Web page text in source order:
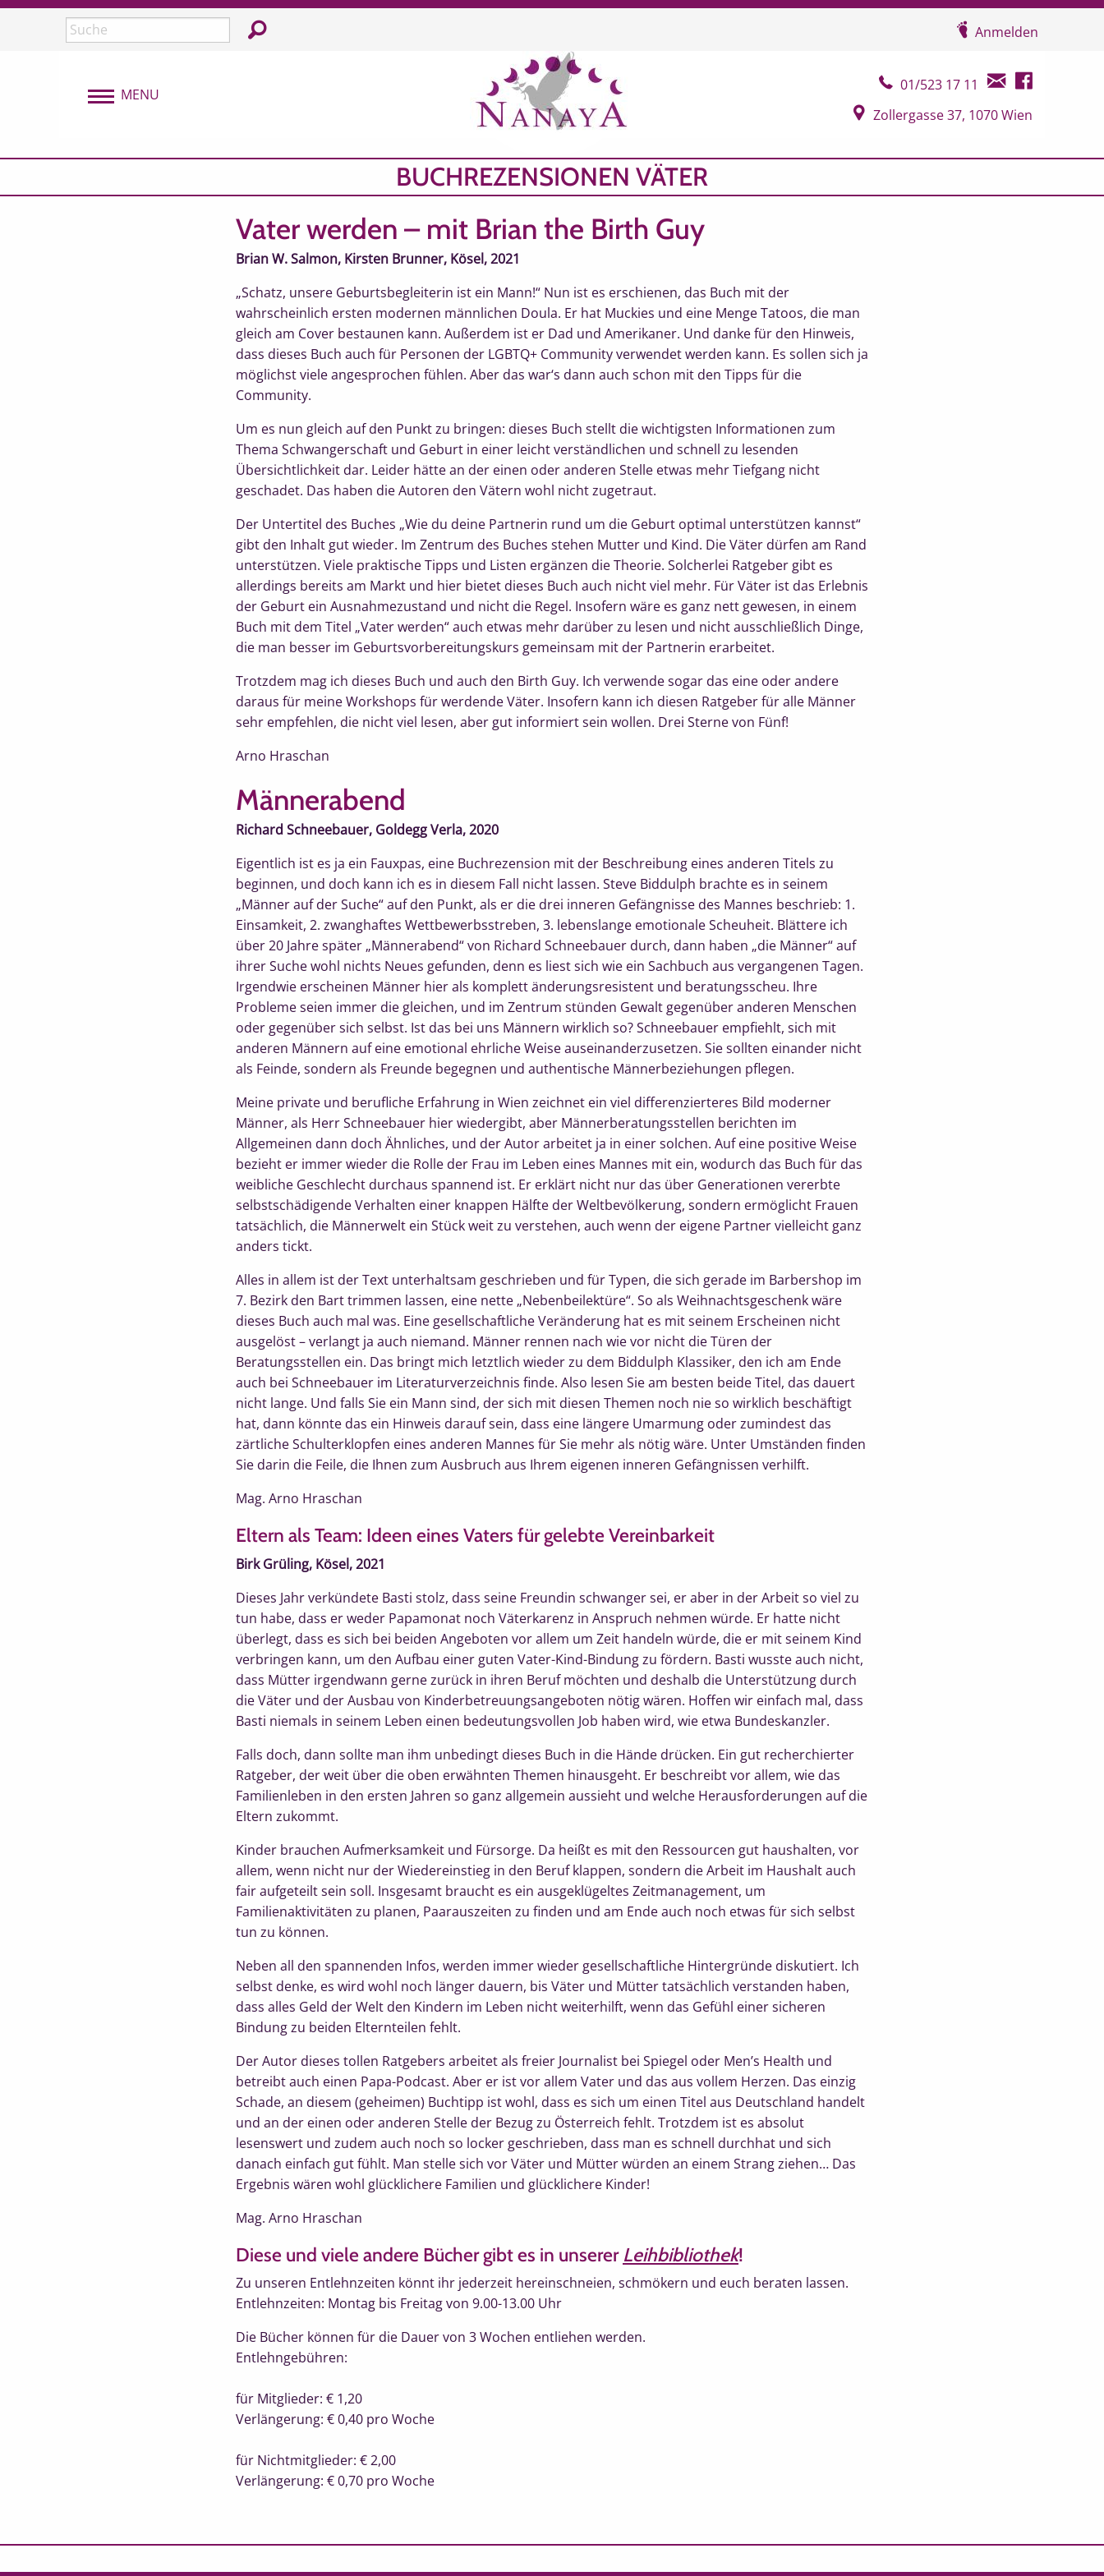
Überspringen und zum Inhalt
Seite durchsuchen:
In der Webseite suchen Anmelden
MENU MENU
Telefonkontakt
01/523 17 11
E-Mail Kontakt
Facebook
Google Map
Zollergasse 37, 1070 Wien
BUCHREZENSIONEN VÄTER
Vater werden – mit Brian the Birth Guy
Brian W. Salmon, Kirsten Brunner, Kösel, 2021
„Schatz, unsere Geburtsbegleiterin ist ein Mann!“ Nun ist es erschienen, das Buch mit der
wahrscheinlich ersten modernen männlichen Doula. Er hat Muckies und eine Menge Tatoos, die man
gleich am Cover bestaunen kann. Außerdem ist er Dad und Amerikaner. Und danke für den Hinweis,
dass dieses Buch auch für Personen der LGBTQ+ Community verwendet werden kann. Es sollen sich ja
möglichst viele angesprochen fühlen. Aber das war‘s dann auch schon mit den Tipps für die
Community.
Um es nun gleich auf den Punkt zu bringen: dieses Buch stellt die wichtigsten Informationen zum
Thema Schwangerschaft und Geburt in einer leicht verständlichen und schnell zu lesenden
Übersichtlichkeit dar. Leider hätte an der einen oder anderen Stelle etwas mehr Tiefgang nicht
geschadet. Das haben die Autoren den Vätern wohl nicht zugetraut.
Der Untertitel des Buches „Wie du deine Partnerin rund um die Geburt optimal unterstützen kannst“
gibt den Inhalt gut wieder. Im Zentrum des Buches stehen Mutter und Kind. Die Väter dürfen am Rand
unterstützen. Viele praktische Tipps und Listen ergänzen die Theorie. Solcherlei Ratgeber gibt es
allerdings bereits am Markt und hier bietet dieses Buch auch nicht viel mehr. Für Väter ist das Erlebnis
der Geburt ein Ausnahmezustand und nicht die Regel. Insofern wäre es ganz nett gewesen, in einem
Buch mit dem Titel „Vater werden“ auch etwas mehr darüber zu lesen und nicht ausschließlich Dinge,
die man besser im Geburtsvorbereitungskurs gemeinsam mit der Partnerin erarbeitet.
Trotzdem mag ich dieses Buch und auch den Birth Guy. Ich verwende sogar das eine oder andere
daraus für meine Workshops für werdende Väter. Insofern kann ich diesen Ratgeber für alle Männer
sehr empfehlen, die nicht viel lesen, aber gut informiert sein wollen. Drei Sterne von Fünf!
Arno Hraschan
Männerabend
Richard Schneebauer, Goldegg Verla, 2020
Eigentlich ist es ja ein Fauxpas, eine Buchrezension mit der Beschreibung eines anderen Titels zu
beginnen, und doch kann ich es in diesem Fall nicht lassen. Steve Biddulph brachte es in seinem
„Männer auf der Suche“ auf den Punkt, als er die drei inneren Gefängnisse des Mannes beschrieb: 1.
Einsamkeit, 2. zwanghaftes Wettbewerbsstreben, 3. lebenslange emotionale Scheuheit. Blättere ich
über 20 Jahre später „Männerabend“ von Richard Schneebauer durch, dann haben „die Männer“ auf
ihrer Suche wohl nichts Neues gefunden, denn es liest sich wie ein Sachbuch aus vergangenen Tagen.
Irgendwie erscheinen Männer hier als komplett änderungsresistent und beratungsscheu. Ihre
Probleme seien immer die gleichen, und im Zentrum stünden Gewalt gegenüber anderen Menschen
oder gegenüber sich selbst. Ist das bei uns Männern wirklich so? Schneebauer empfiehlt, sich mit
anderen Männern auf eine emotional ehrliche Weise auseinanderzusetzen. Sie sollten einander nicht
als Feinde, sondern als Freunde begegnen und authentische Männerbeziehungen pflegen.
Meine private und berufliche Erfahrung in Wien zeichnet ein viel differenzierteres Bild moderner
Männer, als Herr Schneebauer hier wiedergibt, aber Männerberatungsstellen berichten im
Allgemeinen dann doch Ähnliches, und der Autor arbeitet ja in einer solchen. Auf eine positive Weise
bezieht er immer wieder die Rolle der Frau im Leben eines Mannes mit ein, wodurch das Buch für das
weibliche Geschlecht durchaus spannend ist. Er erklärt nicht nur das über Generationen vererbte
selbstschädigende Verhalten einer knappen Hälfte der Weltbevölkerung, sondern ermöglicht Frauen
tatsächlich, die Männerwelt ein Stück weit zu verstehen, auch wenn der eigene Partner vielleicht ganz
anders tickt.
Alles in allem ist der Text unterhaltsam geschrieben und für Typen, die sich gerade im Barbershop im
7. Bezirk den Bart trimmen lassen, eine nette „Nebenbeilektüre“. So als Weihnachtsgeschenk wäre
dieses Buch auch mal was. Eine gesellschaftliche Veränderung hat es mit seinem Erscheinen nicht
ausgelöst – verlangt ja auch niemand. Männer rennen nach wie vor nicht die Türen der
Beratungsstellen ein. Das bringt mich letztlich wieder zu dem Biddulph Klassiker, den ich am Ende
auch bei Schneebauer im Literaturverzeichnis finde. Also lesen Sie am besten beide Titel, das dauert
nicht lange. Und falls Sie ein Mann sind, der sich mit diesen Themen noch nie so wirklich beschäftigt
hat, dann könnte das ein Hinweis darauf sein, dass eine längere Umarmung oder zumindest das
zärtliche Schulterklopfen eines anderen Mannes für Sie mehr als nötig wäre. Unter Umständen finden
Sie darin die Feile, die Ihnen zum Ausbruch aus Ihrem eigenen inneren Gefängnissen verhilft.
Mag. Arno Hraschan
Eltern als Team: Ideen eines Vaters für gelebte Vereinbarkeit
Birk Grüling, Kösel, 2021
Dieses Jahr verkündete Basti stolz, dass seine Freundin schwanger sei, er aber in der Arbeit so viel zu
tun habe, dass er weder Papamonat noch Väterkarenz in Anspruch nehmen würde. Er hatte nicht
überlegt, dass es sich bei beiden Angeboten vor allem um Zeit handeln würde, die er mit seinem Kind
verbringen kann, um den Aufbau einer guten Vater-Kind-Bindung zu fördern. Basti wusste auch nicht,
dass Mütter irgendwann gerne zurück in ihren Beruf möchten und deshalb die Unterstützung durch
die Väter und der Ausbau von Kinderbetreuungsangeboten nötig wären. Hoffen wir einfach mal, dass
Basti niemals in seinem Leben einen bedeutungsvollen Job haben wird, wie etwa Bundeskanzler.
Falls doch, dann sollte man ihm unbedingt dieses Buch in die Hände drücken. Ein gut recherchierter
Ratgeber, der weit über die oben erwähnten Themen hinausgeht. Er beschreibt vor allem, wie das
Familienleben in den ersten Jahren so ganz allgemein aussieht und welche Herausforderungen auf die
Eltern zukommt.
Kinder brauchen Aufmerksamkeit und Fürsorge. Da heißt es mit den Ressourcen gut haushalten, vor
allem, wenn nicht nur der Wiedereinstieg in den Beruf klappen, sondern die Arbeit im Haushalt auch
fair aufgeteilt sein soll. Insgesamt braucht es ein ausgeklügeltes Zeitmanagement, um
Familienaktivitäten zu planen, Paarauszeiten zu finden und am Ende auch noch etwas für sich selbst
tun zu können.
Neben all den spannenden Infos, werden immer wieder gesellschaftliche Hintergründe diskutiert. Ich
selbst denke, es wird wohl noch länger dauern, bis Väter und Mütter tatsächlich verstanden haben,
dass alles Geld der Welt den Kindern im Leben nicht weiterhilft, wenn das Gefühl einer sicheren
Bindung zu beiden Elternteilen fehlt.
Der Autor dieses tollen Ratgebers arbeitet als freier Journalist bei Spiegel oder Men’s Health und
betreibt auch einen Papa-Podcast. Aber er ist vor allem Vater und das aus vollem Herzen. Das einzig
Schade, an diesem (geheimen) Buchtipp ist wohl, dass es sich um einen Titel aus Deutschland handelt
und an der einen oder anderen Stelle der Bezug zu Österreich fehlt. Trotzdem ist es absolut
lesenswert und zudem auch noch so locker geschrieben, dass man es schnell durchhat und sich
danach einfach gut fühlt. Man stelle sich vor Väter und Mütter würden an einem Strang ziehen… Das
Ergebnis wären wohl glücklichere Familien und glücklichere Kinder!
Mag. Arno Hraschan
Diese und viele andere Bücher gibt es in unserer Leihbibliothek!
Zu unseren Entlehnzeiten könnt ihr jederzeit hereinschneien, schmökern und euch beraten lassen.
Entlehnzeiten: Montag bis Freitag von 9.00-13.00 Uhr
Die Bücher können für die Dauer von 3 Wochen entliehen werden.
Entlehngebühren:
für Mitglieder: € 1,20
Verlängerung: € 0,40 pro Woche
für Nichtmitglieder: € 2,00
Verlängerung: € 0,70 pro Woche